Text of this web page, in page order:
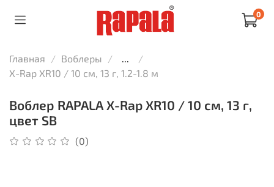
0
Главная Воблеры
...
X-Rap XR10 / 10 см, 13 г, 1.2-1.8 м
Воблер RAPALA X-Rap XR10 / 10 см, 13 г,
цвет SB
(0)